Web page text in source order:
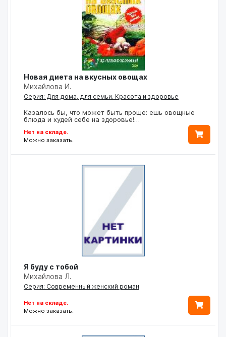
Новая диета на вкусных овощах
Михайлова И.
Серия: Для дома, для семьи. Красота и здоровье
Казалось бы, что может быть проще: ешь овощные
блюда и худей себе на здоровье!…
Нет на складе.
Можно заказать.
Я буду с тобой
Михайлова Л.
Серия: Современный женский роман
Нет на складе.
Можно заказать.